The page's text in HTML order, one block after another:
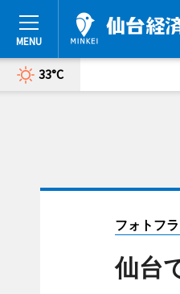
33°C
フォトフ
仙台